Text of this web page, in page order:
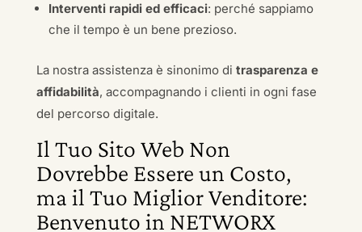
Interventi rapidi ed efficaci: perché sappiamo
che il tempo è un bene prezioso.
La nostra assistenza è sinonimo di trasparenza e
affidabilità, accompagnando i clienti in ogni fase
del percorso digitale.
Il Tuo Sito Web Non
Dovrebbe Essere un Costo,
ma il Tuo Miglior Venditore:
Benvenuto in NETWORX